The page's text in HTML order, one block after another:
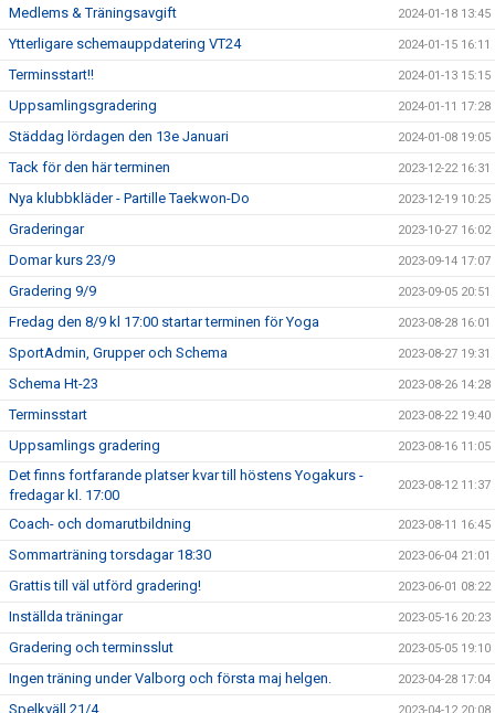
Medlems & Träningsavgift 2024-01-18 13:45
Ytterligare schemauppdatering VT24 2024-01-15 16:11
Terminsstart!! 2024-01-13 15:15
Uppsamlingsgradering 2024-01-11 17:28
Städdag lördagen den 13e Januari 2024-01-08 19:05
Tack för den här terminen 2023-12-22 16:31
Nya klubbkläder - Partille Taekwon-Do 2023-12-19 10:25
Graderingar 2023-10-27 16:02
Domar kurs 23/9 2023-09-14 17:07
Gradering 9/9 2023-09-05 20:51
Fredag den 8/9 kl 17:00 startar terminen för Yoga 2023-08-28 16:01
SportAdmin, Grupper och Schema 2023-08-27 19:31
Schema Ht-23 2023-08-26 14:28
Terminsstart 2023-08-22 19:40
Uppsamlings gradering 2023-08-16 11:05
Det finns fortfarande platser kvar till höstens Yogakurs -
fredagar kl. 17:00
2023-08-12 11:37
Coach- och domarutbildning 2023-08-11 16:45
Sommarträning torsdagar 18:30 2023-06-04 21:01
Grattis till väl utförd gradering! 2023-06-01 08:22
Inställda träningar 2023-05-16 20:23
Gradering och terminsslut 2023-05-05 19:10
Ingen träning under Valborg och första maj helgen. 2023-04-28 17:04
Spelkväll 21/4